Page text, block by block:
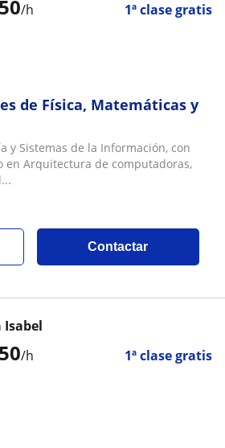
/h 1ª clase gratis
de Física, Matemáticas y
y Sistemas de la Información, con
en Arquitectura de computadoras,
Contactar
/h 1ª clase gratis
Isabel